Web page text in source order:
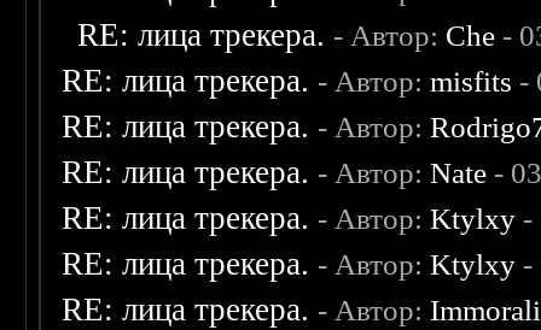
RE: лица трекера. - Автор: Che -
RE: лица трекера. - Автор:misfits -
RE: лица трекера. - Автор:
RE: лица трекера. - Автор:Nate -
RE: лица трекера. - Автор:Ktylxy -
RE: лица трекера. - Автор:Ktylxy -
RE: лица трекера. - Автор: